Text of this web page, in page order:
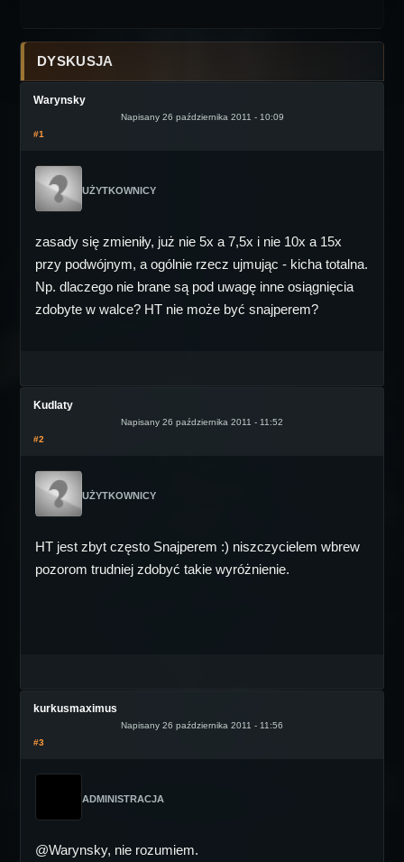
DYSKUSJA
Warynsky
Napisany 26 października 2011 - 10:09
#1
UŻYTKOWNICY
zasady się zmieniły, już nie 5x a 7,5x i nie 10x a 15x
przy podwójnym, a ogólnie rzecz ujmując - kicha totalna.
Np. dlaczego nie brane są pod uwagę inne osiągnięcia
zdobyte w walce? HT nie może być snajperem?
Kudlaty
Napisany 26 października 2011 - 11:52
#2
UŻYTKOWNICY
HT jest zbyt często Snajperem :) niszczycielem wbrew
pozorom trudniej zdobyć takie wyróżnienie.
kurkusmaximus
Napisany 26 października 2011 - 11:56
#3
ADMINISTRACJA
@Warynsky, nie rozumiem.